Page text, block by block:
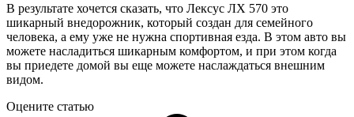
В результате хочется сказать, что Лексус ЛХ 570 это
шикарный внедорожник, который создан для семейного
человека, а ему уже не нужна спортивная езда. В этом авто вы
можете насладиться шикарным комфортом, и при этом когда
вы приедете домой вы еще можете наслаждаться внешним
видом.
Оцените статью